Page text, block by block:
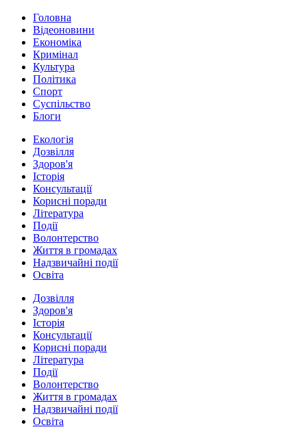
Головна
Відеоновини
Економіка
Кримінал
Культура
Політика
Спорт
Суспільство
Блоги
Екологія
Дозвілля
Здоров'я
Історія
Консультації
Корисні поради
Література
Події
Волонтерство
Життя в громадах
Надзвичайні події
Освіта
Дозвілля
Здоров'я
Історія
Консультації
Корисні поради
Література
Події
Волонтерство
Життя в громадах
Надзвичайні події
Освіта